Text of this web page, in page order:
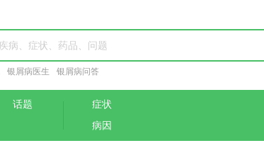
银屑病医生 银屑病问答
话题
症状
病因